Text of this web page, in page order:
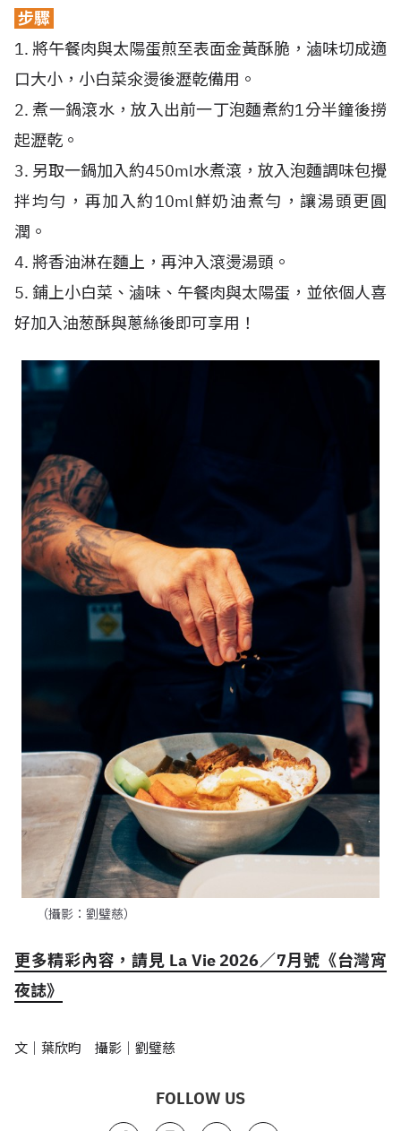
步驟
1. 將午餐肉與太陽蛋煎至表面金黃酥脆，滷味切成適
口大小，小白菜氽燙後瀝乾備用。
2. 煮一鍋滾水，放入出前一丁泡麵煮約1分半鐘後撈
起瀝乾。
3. 另取一鍋加入約450ml水煮滾，放入泡麵調味包攪
拌均勻，再加入約10ml鮮奶油煮勻，讓湯頭更圓
潤。
4. 將香油淋在麵上，再沖入滾燙湯頭。
5. 鋪上小白菜、滷味、午餐肉與太陽蛋，並依個人喜
好加入油葱酥與蔥絲後即可享用！
（攝影：劉璧慈）
更多精彩內容，請見 La Vie 2026／7月號《台灣宵
夜誌》
文｜葉欣昀 攝影｜劉璧慈
FOLLOW US